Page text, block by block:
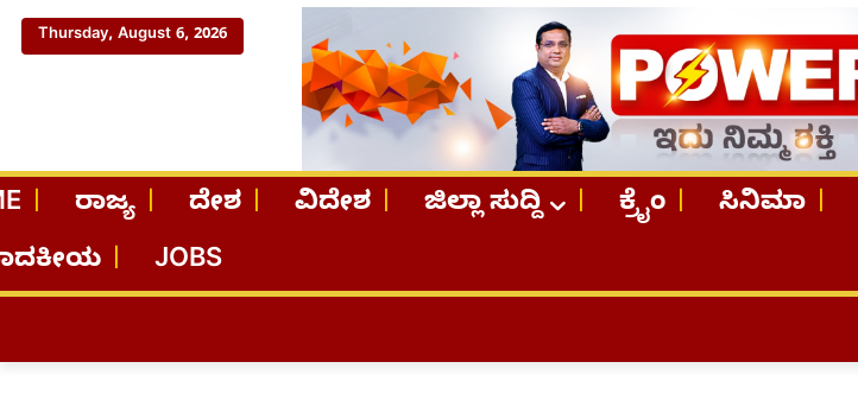
Thursday, August 6, 2026
ರಾಜ್ಯ ದೇಶ ವಿದೇಶ ಜಿಲ್ಲಾ ಸುದ್ದಿ ಕ್ರೈಂ ಸಿನಿಮಾ
JOBS